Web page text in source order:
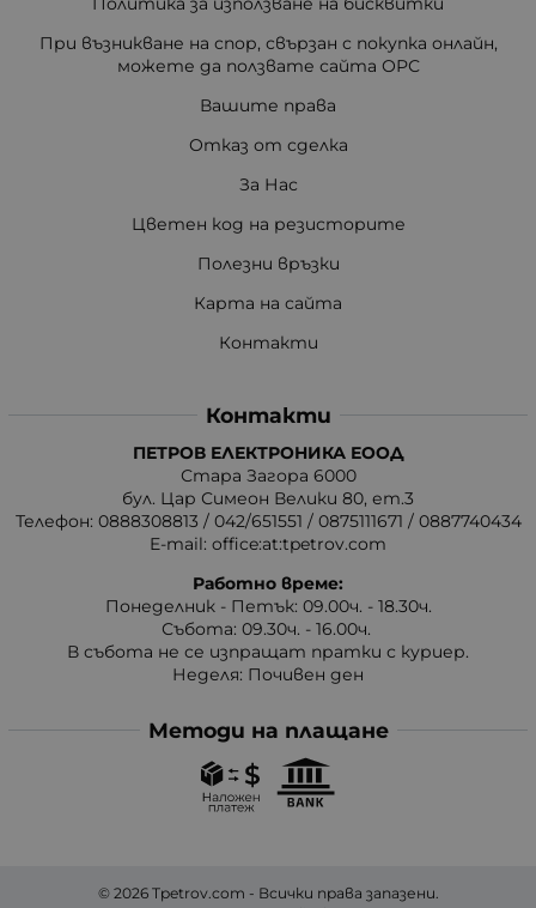
При възникване на спор, свързан с покупка онлайн,
можете да ползвате сайта ОРС
Вашите права
Отказ от сделка
За Нас
Цветен код на резисторите
Полезни връзки
Карта на сайта
Контакти
Контакти
ПЕТРОВ ЕЛЕКТРОНИКА ЕООД
Стара Загора 6000
бул. Цар Симеон Велики 80, ет.3
Телефон: 0888308813 / 042/651551 / 0875111671 / 0887740434
E-mail: office:at:tpetrov.com
Работно време:
Понеделник - Петък: 09.00ч. - 18.30ч.
Събота: 09.30ч. - 16.00ч.
В събота не се изпращат пратки с куриер.
Неделя: Почивен ден
Методи на плащане
© 2026 Tpetrov.com - Всички права запазени.